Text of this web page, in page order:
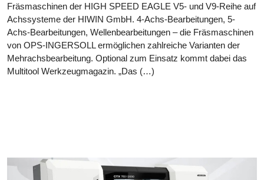
Fräsmaschinen der HIGH SPEED EAGLE V5- und V9-Reihe auf
Achssysteme der HIWIN GmbH. 4-Achs-Bearbeitungen, 5-
Achs-Bearbeitungen, Wellenbearbeitungen – die Fräsmaschinen
von OPS-INGERSOLL ermöglichen zahlreiche Varianten der
Mehrachsbearbeitung. Optional zum Einsatz kommt dabei das
Multitool Werkzeugmagazin. „Das (…)